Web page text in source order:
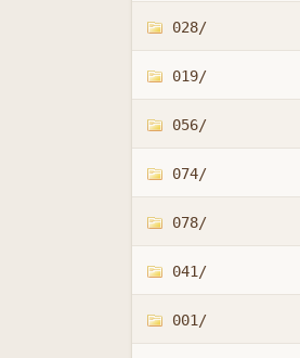
028/
019/
056/
074/
078/
041/
001/